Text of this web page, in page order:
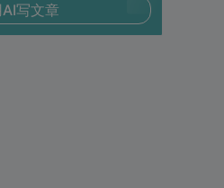
写文章